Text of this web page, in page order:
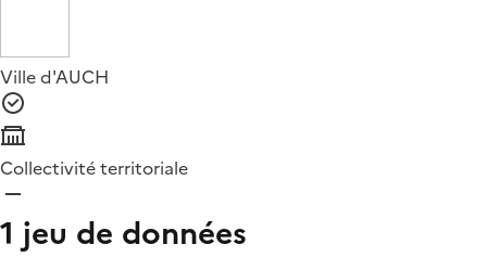
Ville d'AUCH
Collectivité territoriale
1 jeu de données